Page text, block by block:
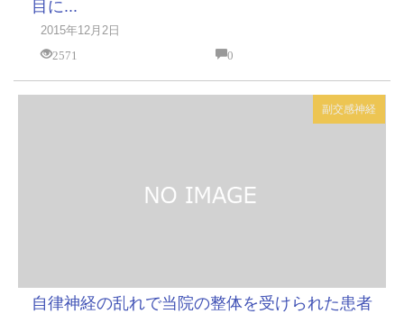
目に...
2015年12月2日
2571
0
副交感神経
自律神経の乱れで当院の整体を受けられた患者